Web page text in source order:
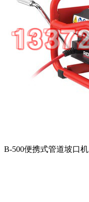
B-500便携式管道坡口机